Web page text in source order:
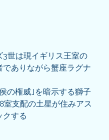
3世は現イギリス王室の
でありながら蟹座ラグナ
の権威｣を暗示する獅子
室支配の土星が住みアス
クする